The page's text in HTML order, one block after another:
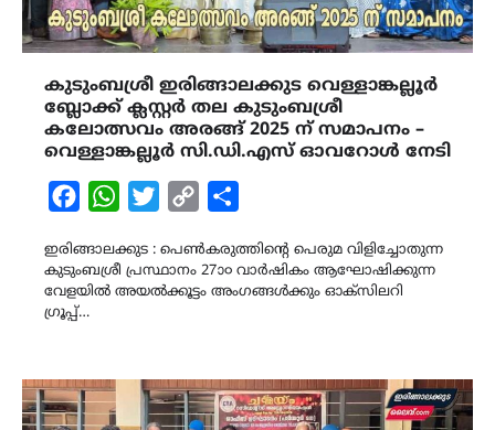
കുടുംബശ്രീ ഇരിങ്ങാലക്കുട വെള്ളാങ്കല്ലൂർ
ബ്ലോക്ക് ക്ലസ്റ്റർ തല കുടുംബശ്രീ
കലോത്സവം അരങ്ങ് 2025 ന് സമാപനം –
വെള്ളാങ്കല്ലൂർ സി.ഡി.എസ് ഓവറോൾ നേടി
FacebookWhatsAppTwitterCopy
ഇരിങ്ങാലക്കുട : പെൺകരുത്തിന്റെ പെരുമ വിളിച്ചോതുന്ന
കുടുംബശ്രീ പ്രസ്ഥാനം 27ാ൦ വാർഷികം ആഘോഷിക്കുന്ന
വേളയിൽ അയൽക്കൂട്ടം അംഗങ്ങൾക്കും ഓക്സിലറി
ഗ്രൂപ്പ്…